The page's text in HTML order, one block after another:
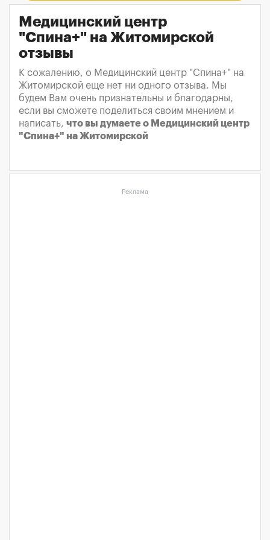
Медицинский центр
"Спина+" на Житомирской
отзывы
К сожалению, о Медицинский центр "Спина+" на
Житомирской еще нет ни одного отзыва. Мы
будем Вам очень признательны и благодарны,
если вы сможете поделиться своим мнением и
написать, что вы думаете о Медицинский центр
"Спина+" на Житомирской
Реклама